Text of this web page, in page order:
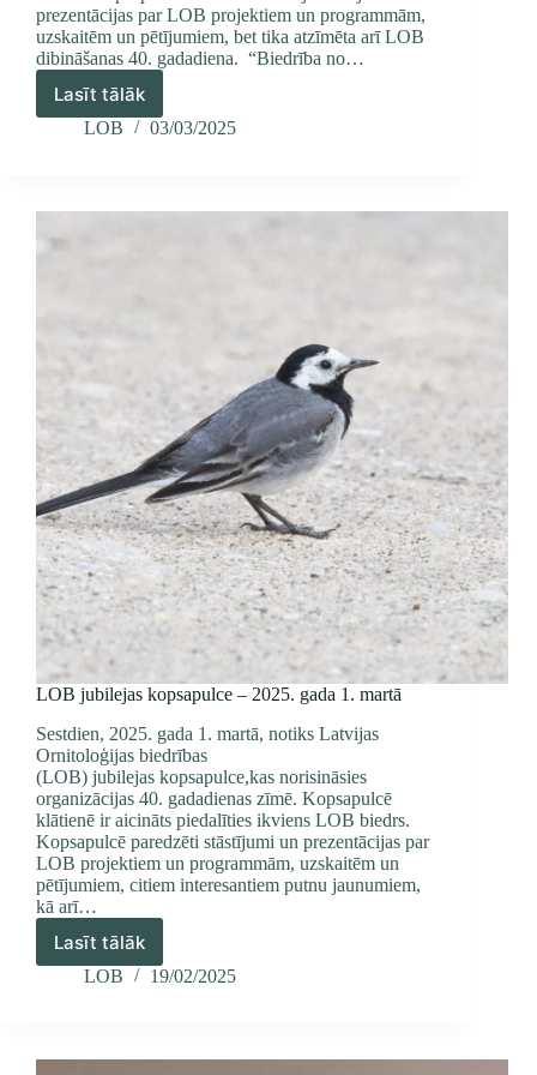
prezentācijas par LOB projektiem un programmām,
uzskaitēm un pētījumiem, bet tika atzīmēta arī LOB
dibināšanas 40. gadadiena. “Biedrība no…
Lasīt tālāk
Aizvadīta
LOB
LOB 03/03/2025
LOB jubilejas kopsapulce – 2025. gada 1. martā
Sestdien, 2025. gada 1. martā, notiks Latvijas
Ornitoloģijas biedrības
(LOB) jubilejas kopsapulce,kas norisināsies
organizācijas 40. gadadienas zīmē. Kopsapulcē
klātienē ir aicināts piedalīties ikviens LOB biedrs.
Kopsapulcē paredzēti stāstījumi un prezentācijas par
LOB projektiem un programmām, uzskaitēm un
pētījumiem, citiem interesantiem putnu jaunumiem,
kā arī…
Lasīt tālāk
LOB
jubilejas
gada
LOB 19/02/2025